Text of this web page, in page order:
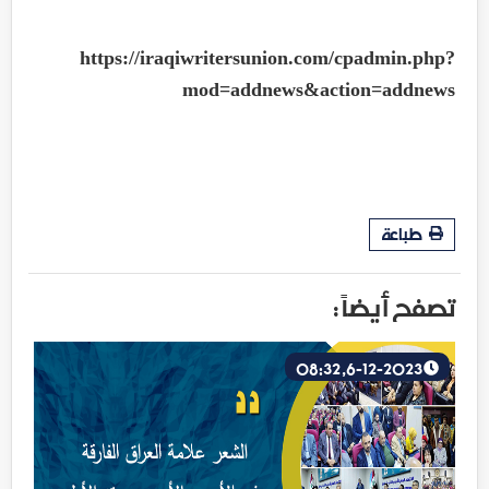
https://iraqiwritersunion.com/cpadmin.php?
mod=addnews&action=addnews
طباعة
تصفح أيضاً :